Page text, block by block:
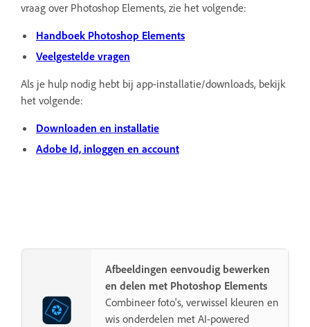
vraag over Photoshop Elements, zie het volgende:
Handboek Photoshop Elements
Veelgestelde vragen
Als je hulp nodig hebt bij app-installatie/downloads, bekijk
het volgende:
Downloaden en installatie
Adobe Id, inloggen en account
Afbeeldingen eenvoudig bewerken
en delen met Photoshop Elements
Combineer foto's, verwissel kleuren en
wis onderdelen met AI-powered